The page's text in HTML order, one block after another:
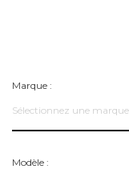
Marque :
Sélectionnez une marque
Modèle :